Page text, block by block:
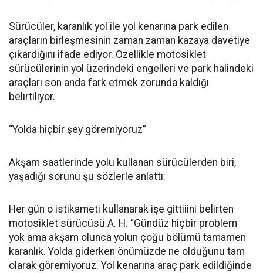
Sürücüler, karanlık yol ile yol kenarına park edilen
araçların birleşmesinin zaman zaman kazaya davetiye
çıkardığını ifade ediyor. Özellikle motosiklet
sürücülerinin yol üzerindeki engelleri ve park halindeki
araçları son anda fark etmek zorunda kaldığı
belirtiliyor.
“Yolda hiçbir şey göremiyoruz”
Akşam saatlerinde yolu kullanan sürücülerden biri,
yaşadığı sorunu şu sözlerle anlattı:
Her gün o istikameti kullanarak işe gittiiini belirten
motosiklet sürücüsü A. H. “Gündüz hiçbir problem
yok ama akşam olunca yolun çoğu bölümü tamamen
karanlık. Yolda giderken önümüzde ne olduğunu tam
olarak göremiyoruz. Yol kenarına araç park edildiğinde